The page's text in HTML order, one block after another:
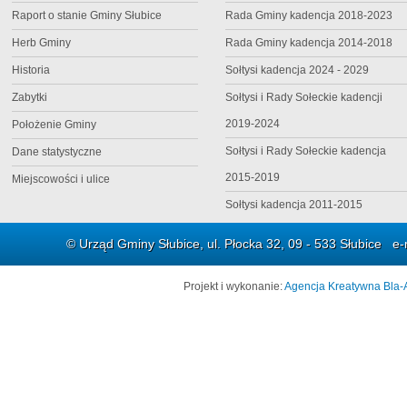
Raport o stanie Gminy Słubice
Herb Gminy
Historia
Zabytki
Położenie Gminy
Dane statystyczne
Miejscowości i ulice
Rada Gminy kadencja 2018-2023
Rada Gminy kadencja 2014-2018
Sołtysi kadencja 2024 - 2029
Sołtysi i Rady Sołeckie kadencji
2019-2024
Sołtysi i Rady Sołeckie kadencja
2015-2019
Sołtysi kadencja 2011-2015
© Urząd Gminy Słubice, ul. Płocka 32, 09 - 533 Słubice
Projekt i wykonanie:Agencja Kreatywna Bla-